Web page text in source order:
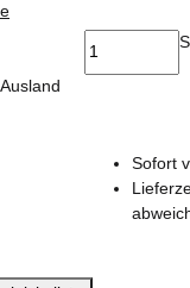
Sofort